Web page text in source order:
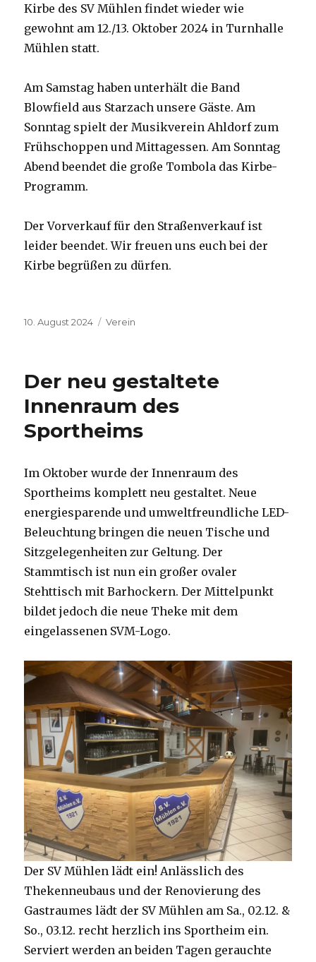
Kirbe des SV Mühlen findet wieder wie
gewohnt am 12./13. Oktober 2024 in Turnhalle
Mühlen statt.
Am Samstag haben unterhält die Band
Blowfield aus Starzach unsere Gäste. Am
Sonntag spielt der Musikverein Ahldorf zum
Frühschoppen und Mittagessen. Am Sonntag
Abend beendet die große Tombola das Kirbe-
Programm.
Der Vorverkauf für den Straßenverkauf ist
leider beendet. Wir freuen uns euch bei der
Kirbe begrüßen zu dürfen.
Veröffentlicht
10. August 2024 Kategorien
Verein
Der neu gestaltete
Innenraum des
Sportheims
Im Oktober wurde der Innenraum des
Sportheims komplett neu gestaltet. Neue
energiesparende und umweltfreundliche LED-
Beleuchtung bringen die neuen Tische und
Sitzgelegenheiten zur Geltung. Der
Stammtisch ist nun ein großer ovaler
Stehttisch mit Barhockern. Der Mittelpunkt
bildet jedoch die neue Theke mit dem
eingelassenen SVM-Logo.
Der SV Mühlen lädt ein! Anlässlich des
Thekenneubaus und der Renovierung des
Gastraumes lädt der SV Mühlen am Sa., 02.12. &
So., 03.12. recht herzlich ins Sportheim ein.
Serviert werden an beiden Tagen gerauchte